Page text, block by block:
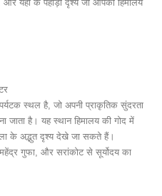
और यहां के पहाड़ी दृश्य जो आपको हिमालय
स्थल है, जो अपनी प्राकृतिक सुंदरता
जाता है। यह स्थान हिमालय की गोद में
के अद्भुत दृश्य देखे जा सकते हैं।
गुफा, और सरांकोट से सूर्योदय का